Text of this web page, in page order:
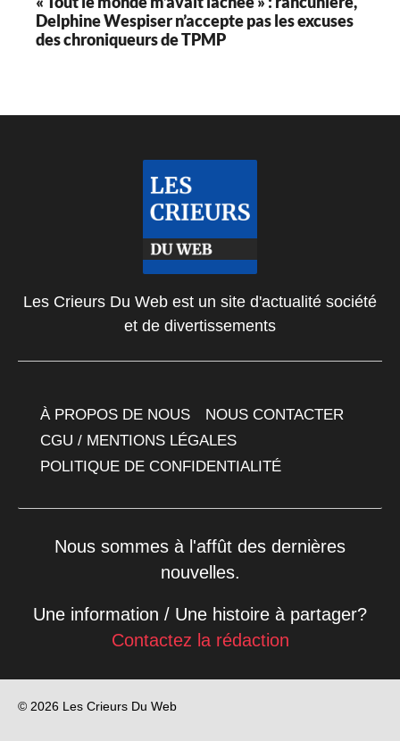
Delphine Wespiser n’accepte pas les excuses
des chroniqueurs de TPMP
Les Crieurs Du Web est un site d'actualité société
et de divertissements
À PROPOS DE NOUS
NOUS CONTACTER
CGU / MENTIONS LÉGALES
POLITIQUE DE CONFIDENTIALITÉ
Nous sommes à l'affût des dernières
nouvelles.
Une information / Une histoire à partager?
Contactez la rédaction
© 2026 Les Crieurs Du Web